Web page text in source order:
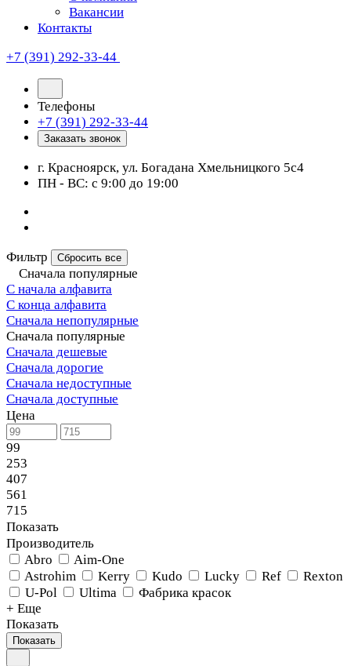
Вакансии
Контакты
+7 (391) 292-33-44
Телефоны
+7 (391) 292-33-44
Заказать звонок
г. Красноярск, ул. Богадана Хмельницкого 5с4
ПН - ВС: с 9:00 до 19:00
Фильтр Сбросить все
Сначала популярные
С начала алфавита
С конца алфавита
Сначала непопулярные
Сначала популярные
Сначала дешевые
Сначала дорогие
Сначала недоступные
Сначала доступные
Цена
99
253
407
561
715
Показать
Производитель
Abro
Aim-One
Astrohim
Kerry Kudo Lucky Ref
Rexton
U-Pol
Ultima
Фабрика красок
+ Еще
Показать
Показать